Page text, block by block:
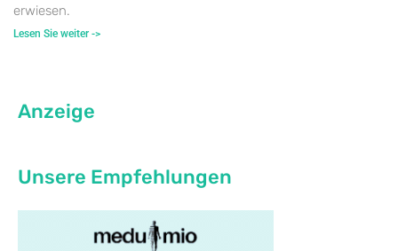
erwiesen.
Lesen Sie weiter ->
Anzeige
Unsere Empfehlungen